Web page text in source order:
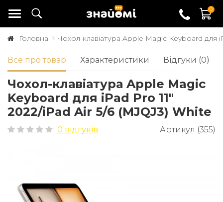
0
Головна Чохол-клавіатура Apple Magic Keyboard для
Все про товар Характеристики Відгуки (0)
Чохол-клавіатура Apple Magic
Keyboard для iPad Pro 11"
2022/iPad Air 5/6 (MJQJ3) White
0 відгуків Артикул (355)